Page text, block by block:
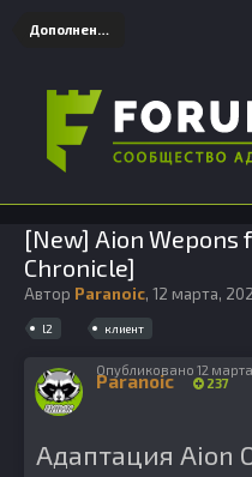
Дополнения игрового клиента
[New] Aion Wepons
Chronicle]
Автор Paranoic, 12 марта,
l2 клиент
Paranoic 237
Опубликовано 12
Адаптация Aion